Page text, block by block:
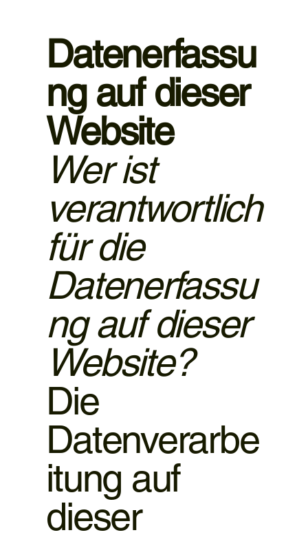
Datenerfassu
ng auf dieser
Website
Wer ist
verantwortlich
für die
Datenerfassu
ng auf dieser
Website?
Die
Datenverarbe
itung auf
dieser